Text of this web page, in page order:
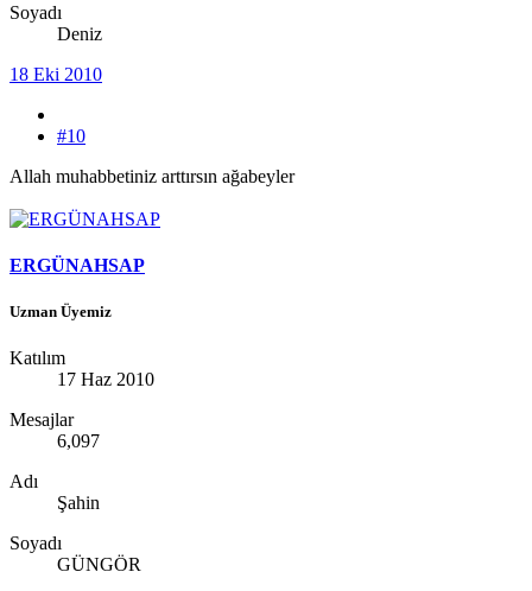
Soyadı
Deniz
18 Eki 2010
#10
Allah muhabbetiniz arttırsın ağabeyler
ERGÜNAHSAP
Uzman Üyemiz
Katılım
17 Haz 2010
Mesajlar
6,097
Adı
Şahin
Soyadı
GÜNGÖR